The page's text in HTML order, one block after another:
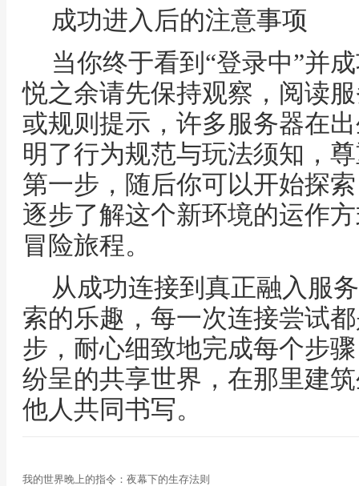
成功进入后的注意事项
当你终于看到“登录中”并
悦之余请先保持观察，阅读
或规则提示，许多服务器在
明了行为规范与玩法须知，
第一步，随后你可以开始探
逐步了解这个新环境的运作
冒险旅程。
从成功连接到真正融入服
索的乐趣，每一次连接尝试
步，耐心细致地完成每个步
纷呈的共享世界，在那里建
他人共同书写。
我的世界晚上的指令：夜幕下的生存法则